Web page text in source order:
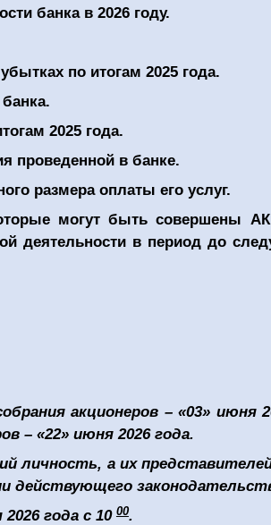
банка в 2026 году.
по итогам 2025года.
2025 года.
проведенной в банке.
размера оплаты его услуг.
могут быть совершены
деятельности в период до
акционеров – «03» июня
– «22» июня 2026 года.
личность, а их представителей
действующего
2026 года с 10 00.